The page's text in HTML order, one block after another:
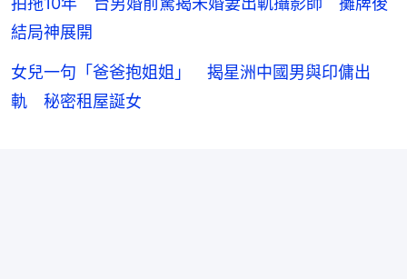
結局神展開
女兒一句「爸爸抱姐姐」 揭星洲中國男與印傭出
軌 秘密租屋誕女